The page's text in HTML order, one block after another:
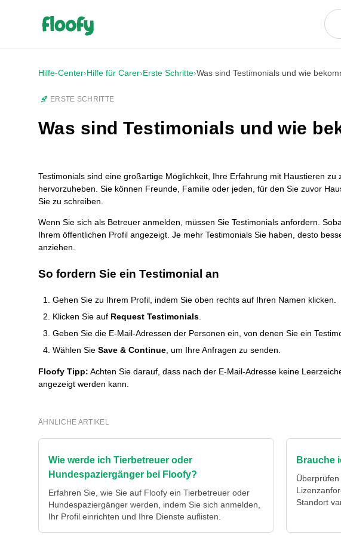
Hilfe-Center›Hilfe für Carer›Erste Schritte›Was sind Testimonials und wie
ERSTE SCHRITTE
Was sind Testimonials und wie
Testimonials sind eine großartige Möglichkeit, Ihre Erfahrung mit Haustieren
hervorzuheben. Sie können Freunde, Familie oder jeden, für den Sie zuvor
Sie zu schreiben.
Wenn Sie sich als Betreuer anmelden, müssen Sie Testimonials anfordern.
Ihrem öffentlichen Profil angezeigt. Je mehr Testimonials Sie haben, desto
anziehen.
So fordern Sie ein Testimonial an
Gehen Sie zu Ihrem Profil, indem Sie oben rechts auf Ihren Namen klicken.
Klicken Sie auf Request Testimonials
Geben Sie die E-Mail-Adressen der Personen ein, von denen Sie ein
Wählen Sie Save & Continue, um Ihre Anfragen zu senden.
Floofy Tipp: Achten Sie darauf, dass nach der E-Mail-Adresse keine
angezeigt werden kann.
ÄHNLICHE ARTIKEL
Wie werde ich Tierbetreuer oder
Hundespaziergänger bei Floofy?
Erfahren Sie, wie Sie auf Floofy ein Tierbetreuer oder
Hundespaziergänger werden, indem Sie sich anmelden,
Ihr Profil einrichten und Ihre Dienste auflisten.
Brauche
Standort